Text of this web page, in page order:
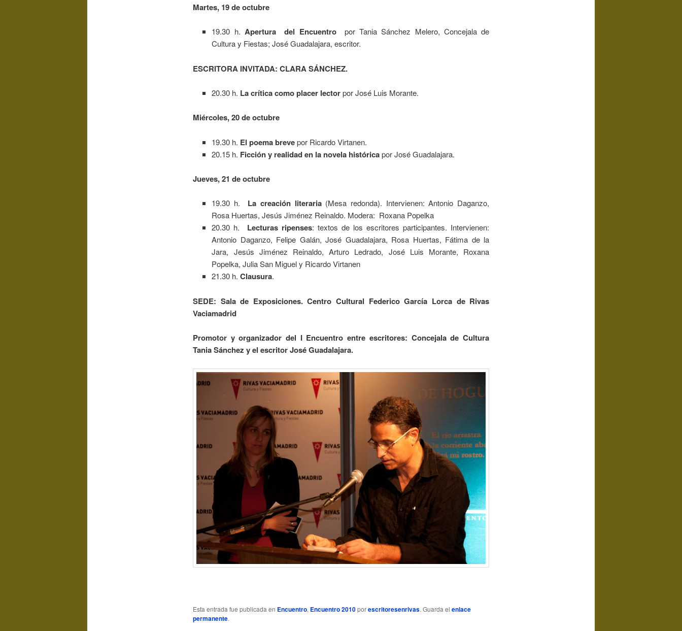
Martes, 19 de octubre
19.30 h. Apertura del Encuentro por Tania Sánchez Melero, Concejala de
Cultura y Fiestas; José Guadalajara, escritor.
ESCRITORA INVITADA: CLARA SÁNCHEZ.
20.30 h. La crítica como placer lectorpor José Luis Morante.
Miércoles, 20 de octubre
19.30 h. El poema brevepor Ricardo Virtanen.
20.15 h. Ficción y realidad en la novela históricapor José Guadalajara.
Jueves, 21 de octubre
19.30 h. La creación literaria(Mesa redonda). Intervienen: Antonio Daganzo,
Rosa Huertas, Jesús Jiménez Reinaldo. Modera: Roxana Popelka
20.30 h. Lecturas ripenses: textos de los escritores participantes. Intervienen:
Antonio Daganzo, Felipe Galán, José Guadalajara, Rosa Huertas, Fátima de la
Jara, Jesús Jiménez Reinaldo, Arturo Ledrado, José Luis Morante, Roxana
Popelka, Julia San Miguel y Ricardo Virtanen
21.30 h.Clausura.
SEDE: Sala de Exposiciones. Centro Cultural Federico García Lorca de Rivas
Vaciamadrid
Promotor y organizador del I Encuentro entre escritores: Concejala de Cultura
Tania Sánchez y el escritor José Guadalajara.
Esta entrada fue publicada en Encuentro, Encuentro 2010porescritoresenrivas. Guarda el enlace
permanente.